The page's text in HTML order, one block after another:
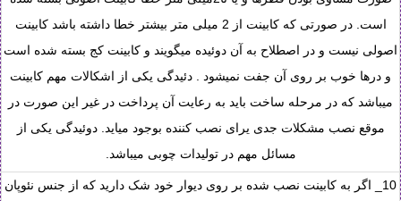
است. در صورتی که کابینت از 2 میلی متر بیشتر خطا داشته باشد کابینت
اصولی نیست و در اصطلاح به آن دوئیده میگویند و کابینت کج بسته شده است
و درها خوب بر روی آن جفت نمیشود . دئیدگی یکی از اشکالات مهم کابینت
میباشد که در مرحله ساخت باید به رعایت آن پرداخت در غیر این صورت در
موقع نصب مشکلات جدی یرای نصب کننده بوجود میاید. دوئیدگی یکی از
مسائل مهم در تولیدات چوبی میباشد.
10_ اگر به کابینت نصب شده بر روی دیوار خود شک دارید که از جنس نئوپان